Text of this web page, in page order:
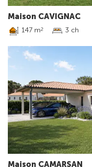
Maison CAVIGNAC
147 m2 3 ch
Maison CAMARSAN